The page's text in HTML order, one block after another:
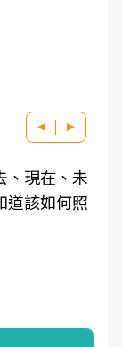
、現在、未
道該如何照